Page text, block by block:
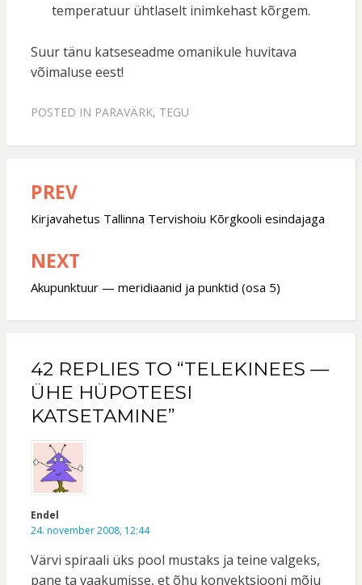
temperatuur ühtlaselt inimkehast kõrgem.
Suur tänu katseseadme omanikule huvitava
võimaluse eest!
POSTED IN PARAVÄRK, TEGU
Post
navigation
PREV
Kirjavahetus Tallinna Tervishoiu Kõrgkooli esindajaga
NEXT
Akupunktuur — meridiaanid ja punktid (osa 5)
42 REPLIES TO “TELEKINEES —
ÜHE HÜPOTEESI
KATSETAMINE”
Endel
24. november 2008, 12:44
Värvi spiraali üks pool mustaks ja teine valgeks,
pane ta vaakumisse, et õhu konvektsiooni mõju